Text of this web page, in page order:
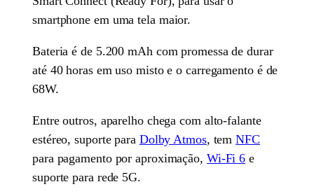
smartphone em uma tela maior.
Bateria é de 5.200 mAh com promessa de durar
até 40 horas em uso misto e o carregamento é de
68W.
Entre outros, aparelho chega com alto-falante
estéreo, suporte para Dolby Atmos, temNFC
para pagamento por aproximação, Wi-Fi 6 e
suporte para rede 5G.